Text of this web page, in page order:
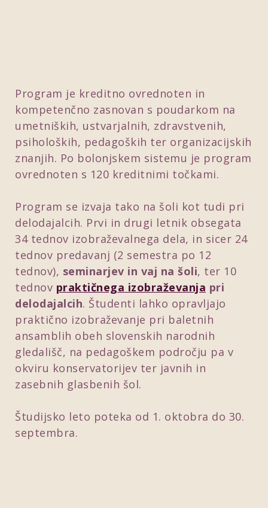
Program je kreditno ovrednoten in
kompetenčno zasnovan s poudarkom na
umetniških, ustvarjalnih, zdravstvenih,
psiholoških, pedagoških ter organizacijskih
znanjih. Po bolonjskem sistemu je program
ovrednoten s 120 kreditnimi točkami.
Program se izvaja tako na šoli kot tudi pri
delodajalcih. Prvi in drugi letnik obsegata
34 tednov izobraževalnega dela, in sicer 24
tednov predavanj (2 semestra po 12
tednov), seminarjev in vaj na šoli, ter 10
tednov praktičnega izobraževanja pri
delodajalcih. Študenti lahko opravljajo
praktično izobraževanje pri baletnih
ansamblih obeh slovenskih narodnih
gledališč, na pedagoškem področju pa v
okviru konservatorijev ter javnih in
zasebnih glasbenih šol.
Študijsko leto poteka od 1. oktobra do 30.
septembra.